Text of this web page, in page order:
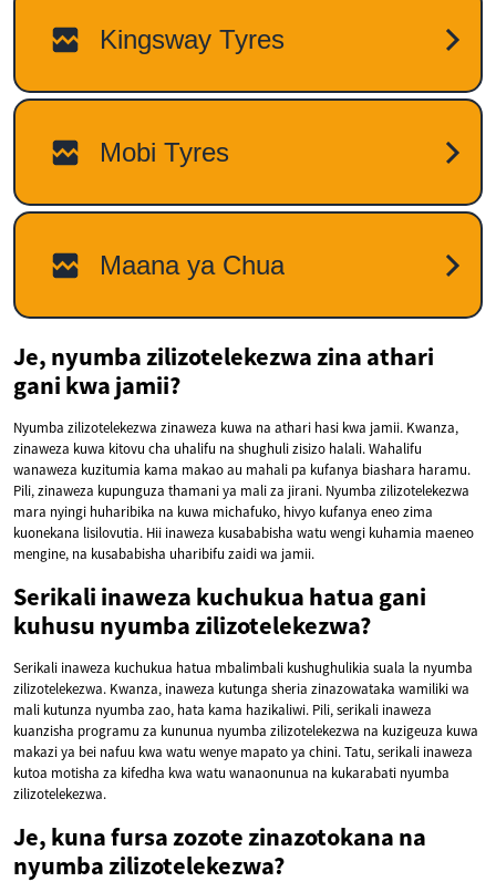
Je, nyumba zilizotelekezwa zina athari
gani kwa jamii?
Nyumba zilizotelekezwa zinaweza kuwa na athari hasi kwa jamii. Kwanza,
zinaweza kuwa kitovu cha uhalifu na shughuli zisizo halali. Wahalifu
wanaweza kuzitumia kama makao au mahali pa kufanya biashara haramu.
Pili, zinaweza kupunguza thamani ya mali za jirani. Nyumba zilizotelekezwa
mara nyingi huharibika na kuwa michafuko, hivyo kufanya eneo zima
kuonekana lisilovutia. Hii inaweza kusababisha watu wengi kuhamia maeneo
mengine, na kusababisha uharibifu zaidi wa jamii.
Serikali inaweza kuchukua hatua gani
kuhusu nyumba zilizotelekezwa?
Serikali inaweza kuchukua hatua mbalimbali kushughulikia suala la nyumba
zilizotelekezwa. Kwanza, inaweza kutunga sheria zinazowataka wamiliki wa
mali kutunza nyumba zao, hata kama hazikaliwi. Pili, serikali inaweza
kuanzisha programu za kununua nyumba zilizotelekezwa na kuzigeuza kuwa
makazi ya bei nafuu kwa watu wenye mapato ya chini. Tatu, serikali inaweza
kutoa motisha za kifedha kwa watu wanaonunua na kukarabati nyumba
zilizotelekezwa.
Je, kuna fursa zozote zinazotokana na
nyumba zilizotelekezwa?